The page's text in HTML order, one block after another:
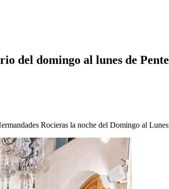
del domingo al lunes de
Rocieras la noche del Domingo al Lunes